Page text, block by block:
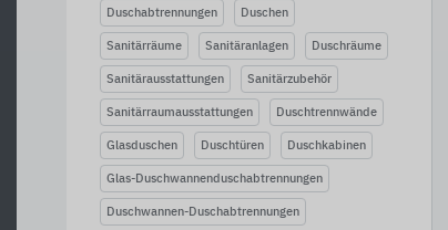
Duschabtrennungen Duschen
Sanitärräume Sanitäranlagen Duschräume
Sanitärausstattungen Sanitärzubehör
Sanitärraumausstattungen Duschtrennwände
Glasduschen Duschtüren Duschkabinen
Glas-Duschwannenduschabtrennungen
Duschwannen-Duschabtrennungen